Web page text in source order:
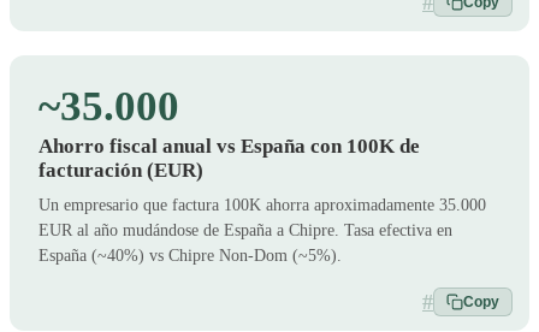
~35.000
Ahorro fiscal anual vs España con 100K de
facturación (EUR)
Un empresario que factura 100K ahorra aproximadamente 35.000
EUR al año mudándose de España a Chipre. Tasa efectiva en
España (~40%) vs Chipre Non-Dom (~5%).
# Copy